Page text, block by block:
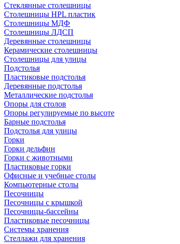
Стеклянные столешницы
Столешницы HPL пластик
Столешницы МДФ
Столешницы ЛДСП
Деревянные столешницы
Керамические столешницы
Столешницы для улицы
Подстолья
Пластиковые подстолья
Деревянные подстолья
Металлические подстолья
Опоры для столов
Опоры регулируемые по высоте
Барные подстолья
Подстолья для улицы
Горки
Горки дельфин
Горки с животными
Пластиковые горки
Офисные и учебные столы
Компьютерные столы
Песочницы
Песочницы с крышкой
Песочницы-бассейны
Пластиковые песочницы
Системы хранения
Стеллажи для хранения